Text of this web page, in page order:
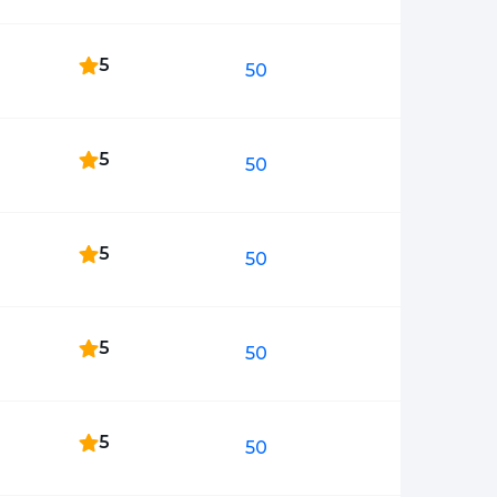
5 50
5 50
5 50
5 50
5 50